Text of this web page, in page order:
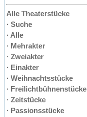
Alle Theaterstücke
· Suche
· Alle
· Mehrakter
· Zweiakter
· Einakter
· Weihnachtsstücke
· Freilichtbühnenstücke
· Zeitstücke
· Passionsstücke